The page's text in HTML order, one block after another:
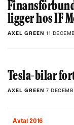
ligger hos IF
AXEL GREEN 11
Tesla-bilar
AXEL GREEN 7
Avtal 2016